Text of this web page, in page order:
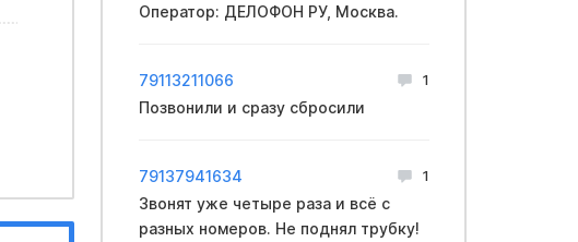
Оператор: ДЕЛОФОН РУ, Москва.
79113211066 1
Позвонили и сразу сбросили
79137941634 1
Звонят уже четыре раза и всё с
разных номеров. Не поднял трубку!